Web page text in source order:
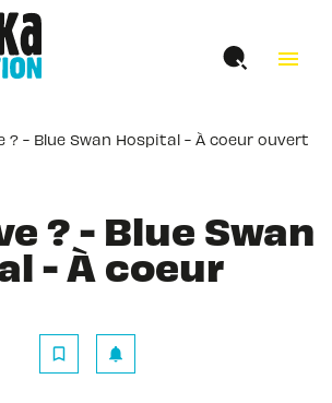
menu
? - Blue Swan Hospital - À coeur ouvert
? - Blue Swan
- À coeur
bookmark_border notifications